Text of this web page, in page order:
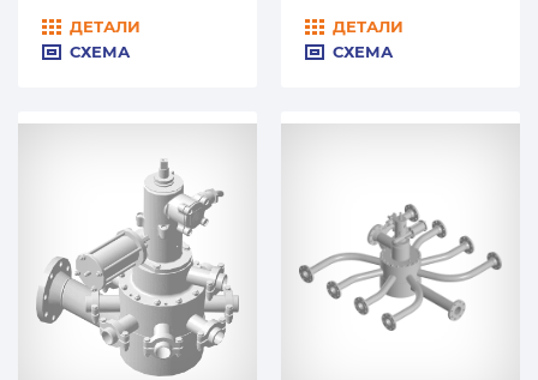
ДЕТАЛИ
СХЕМА
ДЕТАЛИ
СХЕМА